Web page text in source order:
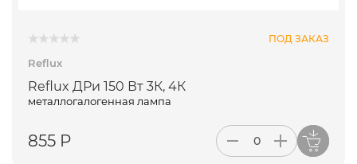
ПОД ЗАКАЗ
Reflux
Reflux ДРи 150 Вт 3К, 4К
металлогалогенная лампа
855 Р